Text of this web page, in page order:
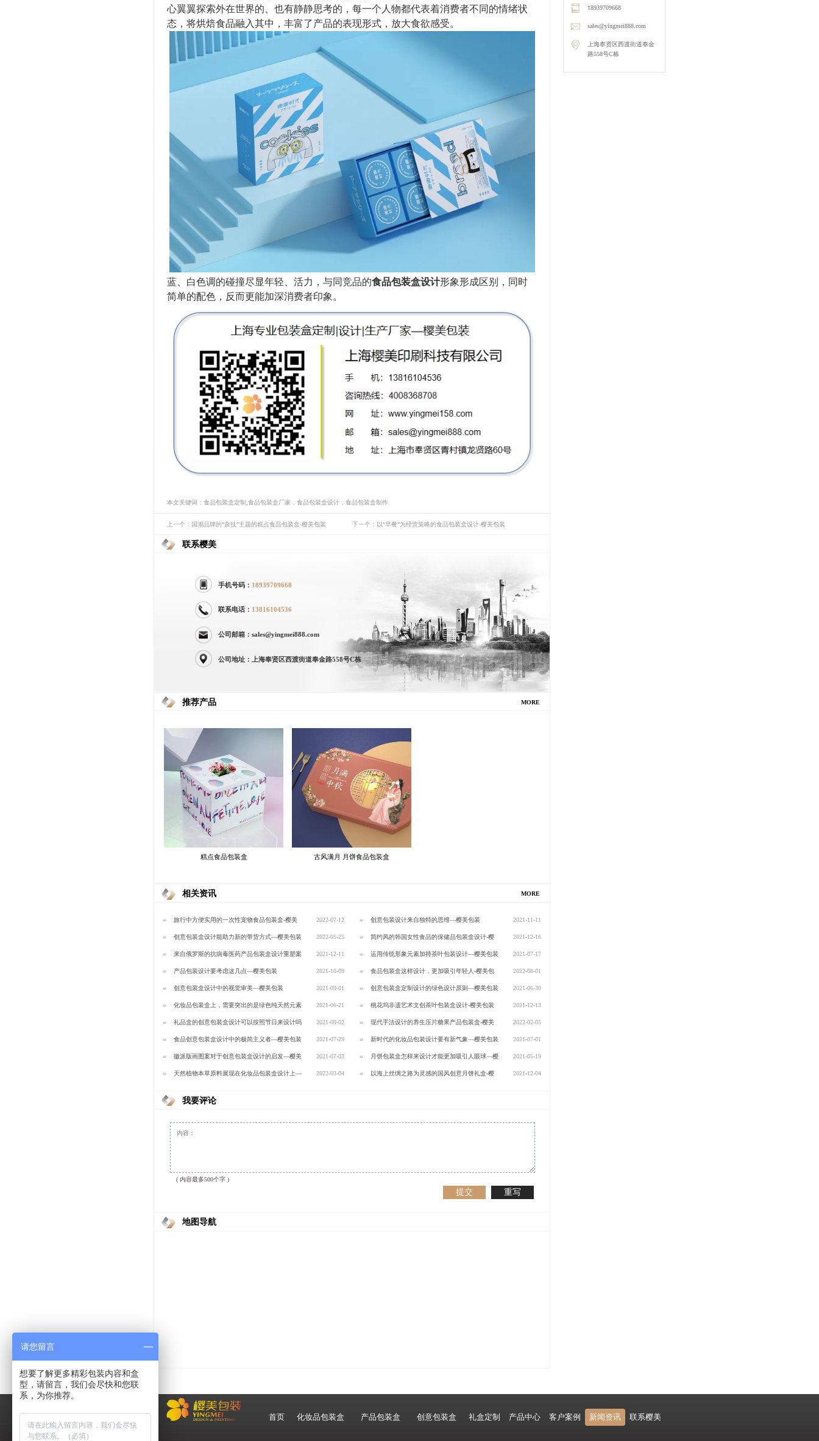
18939709668
sales@yingmei888.com
上海奉贤区西渡街道奉金
路558号C栋
心翼翼探索外在世界的、也有静静思考的，每一个人物都代表着消费者不同的情绪状
态，将烘焙食品融入其中，丰富了产品的表现形式，放大食欲感受。
蓝、白色调的碰撞尽显年轻、活力，与同竞品的食品包装盒设计形象形成区别，同时
简单的配色，反而更能加深消费者印象。
本文关键词：食品包装盒定制,食品包装盒厂家，食品包装盒设计，食品包装盒制作
上一个：国潮品牌的“杂技”主题的糕点食品包装盒-樱美包装 下一个：以“早餐”为经营策略的食品包装盒设计-樱美包装
联系樱美
手机号码： 18939709668
联系电话： 13816104536
公司邮箱：sales@yingmei888.com
公司地址：上海奉贤区西渡街道奉金路558号C栋
推荐产品 MORE
糕点食品包装盒 古风满月 月饼食品包装盒
相关资讯 MORE
旅行中方便实用的一次性宠物食品包装盒-樱美
包装
2022-07-12 创意包装设计来自独特的思维—樱美包装 2021-11-11
创意包装盒设计能助力新的带货方式—樱美包装 2022-05-25 简约风的韩国女性食品的保健品包装盒设计-樱
美包装
2021-12-16
来自俄罗斯的抗病毒医药产品包装盒设计重塑案
例-樱美包装
2021-12-11 运用传统形象元素加持茶叶包装设计—樱美包装 2021-07-17
产品包装设计要考虑这几点—樱美包装 2021-10-09 食品包装盒这样设计，更加吸引年轻人-樱美包
装
2022-08-01
创意包装盒设计中的视觉审美—樱美包装 2021-09-01 创意包装盒定制设计的绿色设计原则—樱美包装 2021-06-30
化妆品包装盒上，需要突出的是绿色纯天然元素
—樱美包装
2021-06-21 桃花坞非遗艺术文创茶叶包装盒设计-樱美包装 2021-12-13
礼品盒的创意包装盒设计可以按照节日来设计吗
—樱美包装
2021-09-02 现代手法设计的养生压片糖果产品包装盒-樱美
包装
2022-02-05
食品创意包装盒设计中的极简主义者—樱美包装 2021-07-29 新时代的化妆品包装设计要有新气象—樱美包装 2021-07-01
徽派版画图案对于创意包装盒设计的启发—樱美
包装
2021-07-03 月饼包装盒怎样来设计才能更加吸引人眼球—樱
美包装
2021-05-19
天然植物本草原料展现在化妆品包装盒设计上— 2022-03-04 以海上丝绸之路为灵感的国风创意月饼礼盒-樱 2021-12-04
我要评论
( 内容最多500个字 )
提交 重写
地图导航
化
首页 化妆品包装盒 产品包装盒 创意包装盒 礼盒定制 产品中心 客户案例 新闻资讯 联系樱美
请您留言
想要了解更多精彩包装内容和盒
型，请留言，我们会尽快和您联
系，为你推荐。